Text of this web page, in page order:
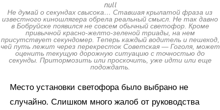
null
Не думай о секундах свысока… Ставшая крылатой фраза из
известного киношлягера обрела реальный смысл. Не так давно
в Бобруйске появился не совсем обычный светофор. Кроме
привычной красно-желто-зеленой триады, на нем
присутствует секундомер. Теперь каждый водитель и пешеход,
чей путь лежит через перекресток Советская — Гоголя, может
оценить текущую дорожную ситуацию с точностью до
секунды. Притормозить или проскочить, уже идти или еще
подождать.
Место установки светофора было выбрано не
случайно. Слишком много жалоб от руководства